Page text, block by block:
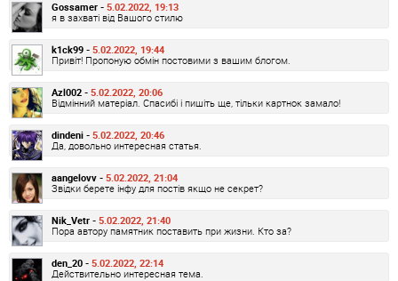
Gossamer - 5.02.2022, 19:13
я в захваті від Вашого стилю
k1ck99 - 5.02.2022, 19:44
Привіт! Пропоную обмін постовими з вашим блогом.
Azl002 - 5.02.2022, 20:06
Відмінний матеріал. Спасибі і пишіть ще, тільки картнок замало!
dindeni - 5.02.2022, 20:46
Да, довольно интересная статья.
aangelovv - 5.02.2022, 21:04
Звідки берете інфу для постів якщо не секрет?
Nik_Vetr - 5.02.2022, 21:40
Пора автору памятник поставить при жизни. Кто за?
den_20 - 5.02.2022, 22:14
Действительно интересная тема.